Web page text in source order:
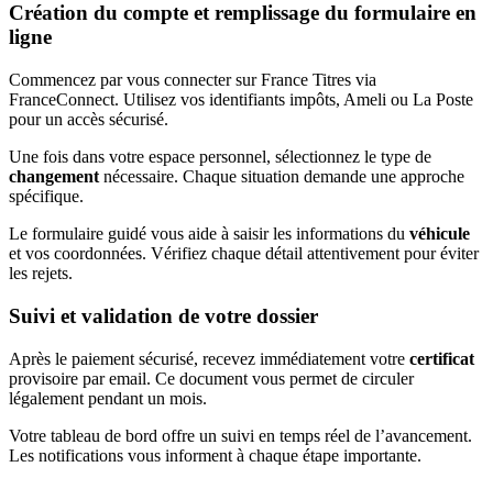
Création du compte et remplissage du formulaire en
ligne
Commencez par vous connecter sur France Titres via
FranceConnect. Utilisez vos identifiants impôts, Ameli ou La Poste
pour un accès sécurisé.
Une fois dans votre espace personnel, sélectionnez le type de
changement nécessaire. Chaque situation demande une approche
spécifique.
Le formulaire guidé vous aide à saisir les informations du véhicule
et vos coordonnées. Vérifiez chaque détail attentivement pour éviter
les rejets.
Suivi et validation de votre dossier
Après le paiement sécurisé, recevez immédiatement votre certificat
provisoire par email. Ce document vous permet de circuler
légalement pendant un mois.
Votre tableau de bord offre un suivi en temps réel de l’avancement.
Les notifications vous informent à chaque étape importante.